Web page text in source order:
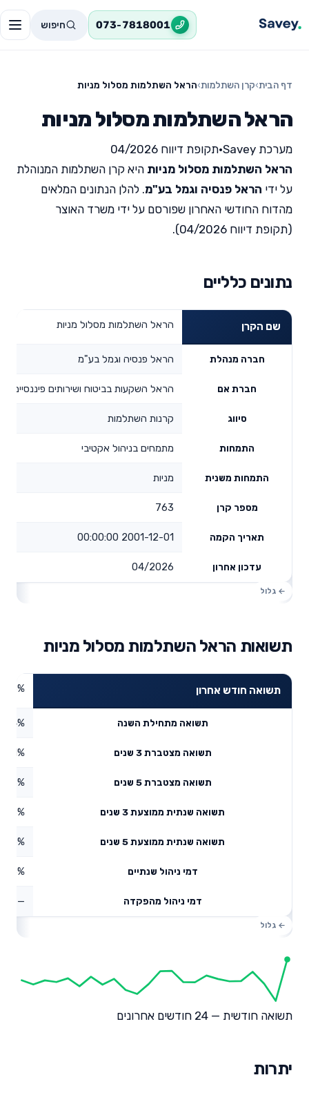
073-7818001 חיפוש
דף הבית›קרן השתלמות›הראל השתלמות מסלול מניות
הראל השתלמות מסלול מניות
מערכת Savey •תקופת דיווח 04/2026
הראל השתלמות מסלול מניות היא קרן השתלמות המנוהלת
על ידי הראל פנסיה וגמל בע"מ. להלן הנתונים המלאים
מהדוח החודשי האחרון שפורסם על ידי משרד האוצר
(תקופת דיווח 04/2026).
נתונים כלליים
שם הקרן הראל השתלמות מסלול מניות
חברה מנהלת הראל פנסיה וגמל בע"מ
חברת אם הראל השקעות בביטוח ושירותים פיננסיים
סיווג קרנות השתלמות
התמחות מתמחים בניהול אקטיבי
התמחות משנית מניות
מספר קרן 763
תאריך הקמה 2001-12-01 00:00:00
עדכון אחרון 04/2026
תשואות הראל השתלמות מסלול מניות
תשואה חודש אחרון
תשואה מתחילת השנה
תשואה מצטברת 3 שנים
תשואה מצטברת 5 שנים
תשואה שנתית ממוצעת 3 שנים
תשואה שנתית ממוצעת 5 שנים
דמי ניהול שנתיים
דמי ניהול מהפקדה —
תשואה חודשית — 24 חודשים אחרונים
יתרות